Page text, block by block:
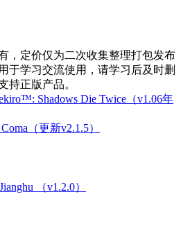
，定价仅为二次收集整理打包发布
于学习交流使用，请学习后及时删
持正版产品。
Shadows Die Twice（v1.06年
（更新v2.1.5）